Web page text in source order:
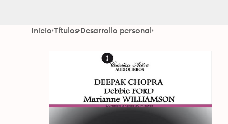
Inicio Títulos Desarrollo personal